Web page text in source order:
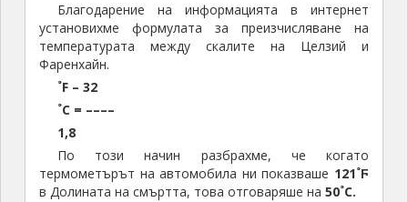
Благодарение на информацията в интернет
установихме формулата за преизчисляване на
температурата между скалите на Целзий и
Фаренхайн.
˚F – 32
˚С = ––––
1,8
По този начин разбрахме, че когато
термометърът на автомобила ни показваше 121˚Ϝ
в Долината на смъртта, това отговаряше на 50˚С.